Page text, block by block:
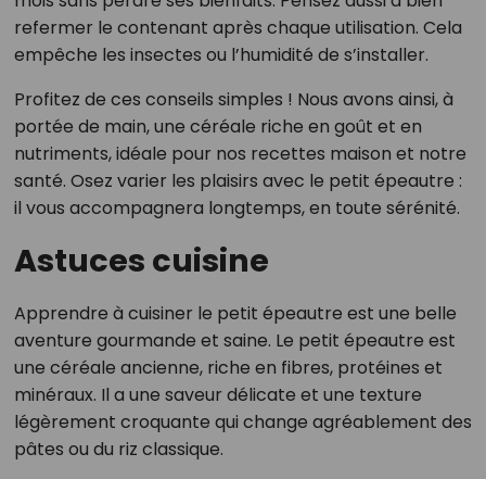
refermer le contenant après chaque utilisation. Cela
empêche les insectes ou l’humidité de s’installer.
Profitez de ces conseils simples ! Nous avons ainsi, à
portée de main, une céréale riche en goût et en
nutriments, idéale pour nos recettes maison et notre
santé. Osez varier les plaisirs avec le petit épeautre :
il vous accompagnera longtemps, en toute sérénité.
Astuces cuisine
Apprendre à cuisiner le petit épeautre est une belle
aventure gourmande et saine. Le petit épeautre est
une céréale ancienne, riche en fibres, protéines et
minéraux. Il a une saveur délicate et une texture
légèrement croquante qui change agréablement des
pâtes ou du riz classique.